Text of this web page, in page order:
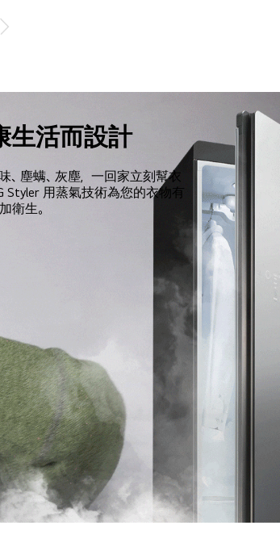
生活而設計
、塵螨、灰塵，一回家立刻幫衣
Styler 用蒸氣技術為您的衣物有
衛生。